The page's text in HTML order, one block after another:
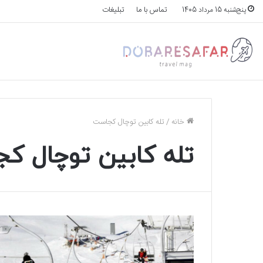
پنج‌شنبه 15 مرداد 1405 تماس با ما تبلیغات
خانه /تله کابین توچال کجاست
تله کابین توچال